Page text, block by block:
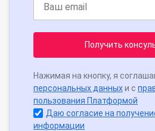
Получить
Нажимая на кнопку, я
персональных данныхи с
пользования Платформой
Даю согласие на
информации